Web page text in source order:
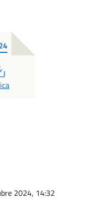
2024, 14:32